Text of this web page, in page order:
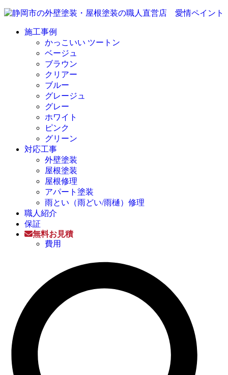
施工事例
かっこいい ツートン
ベージュ
ブラウン
クリアー
ブルー
グレージュ
グレー
ホワイト
ピンク
グリーン
対応工事
外壁塗装
屋根塗装
屋根修理
アパート塗装
雨とい（雨どい/雨樋）修理
職人紹介
保証
無料お見積
費用